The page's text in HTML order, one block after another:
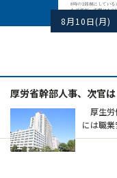
8月10日(月)
厚労省幹部人事、次官
厚生労
には職